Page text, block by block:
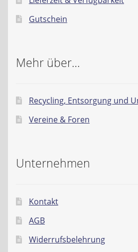
Gutschein
Mehr über…
Recycling, Entsorgung und
Vereine & Foren
Unternehmen
Kontakt
AGB
Widerrufsbelehrung